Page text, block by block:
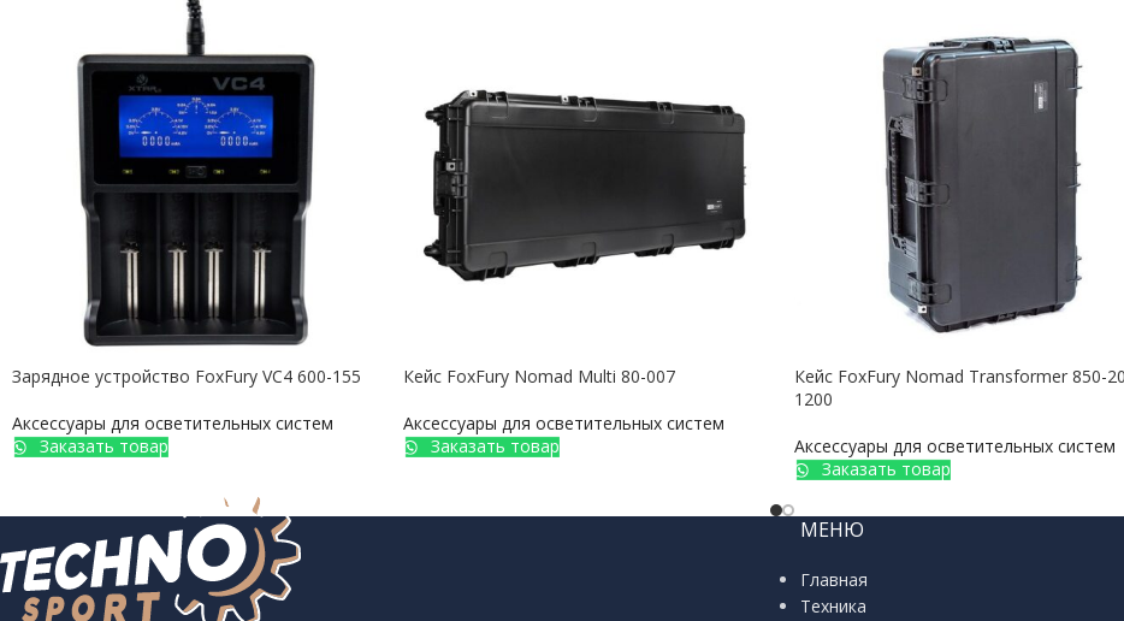
Зарядное устройство FoxFury VC4 600-155
Аксессуары для осветительных систем
Заказать товар
Кейс FoxFury Nomad Multi 80-007
Аксессуары для осветительных систем
Заказать товар
Кейс FoxFury Nomad Transformer 850-
1200
Аксессуары для осветительных систем
Заказать товар
МЕНЮ
Главная
Техника